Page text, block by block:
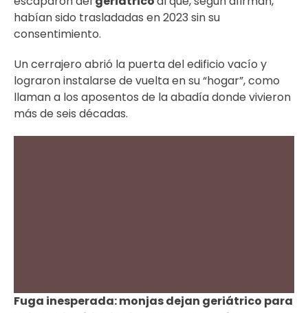
habían sido trasladadas en 2023 sin su
consentimiento.
Un cerrajero abrió la puerta del edificio vacío y
lograron instalarse de vuelta en su “hogar”, como
llaman a los aposentos de la abadía donde vivieron
más de seis décadas.
Fuga inesperada: monjas dejan geriátrico para